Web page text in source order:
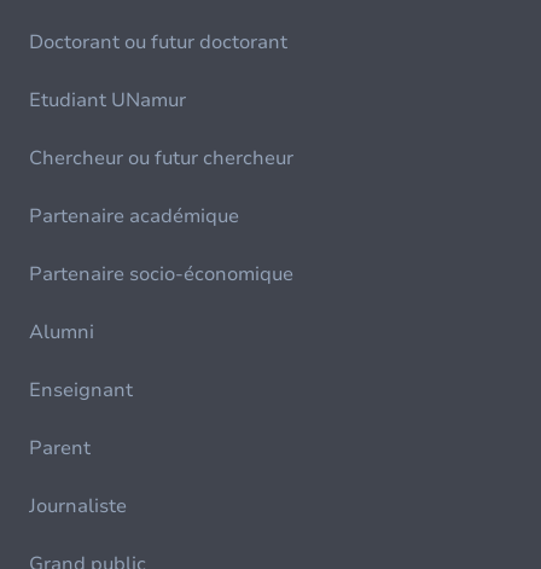
Doctorant ou futur doctorant
Etudiant UNamur
Chercheur ou futur chercheur
Partenaire académique
Partenaire socio-économique
Alumni
Enseignant
Parent
Journaliste